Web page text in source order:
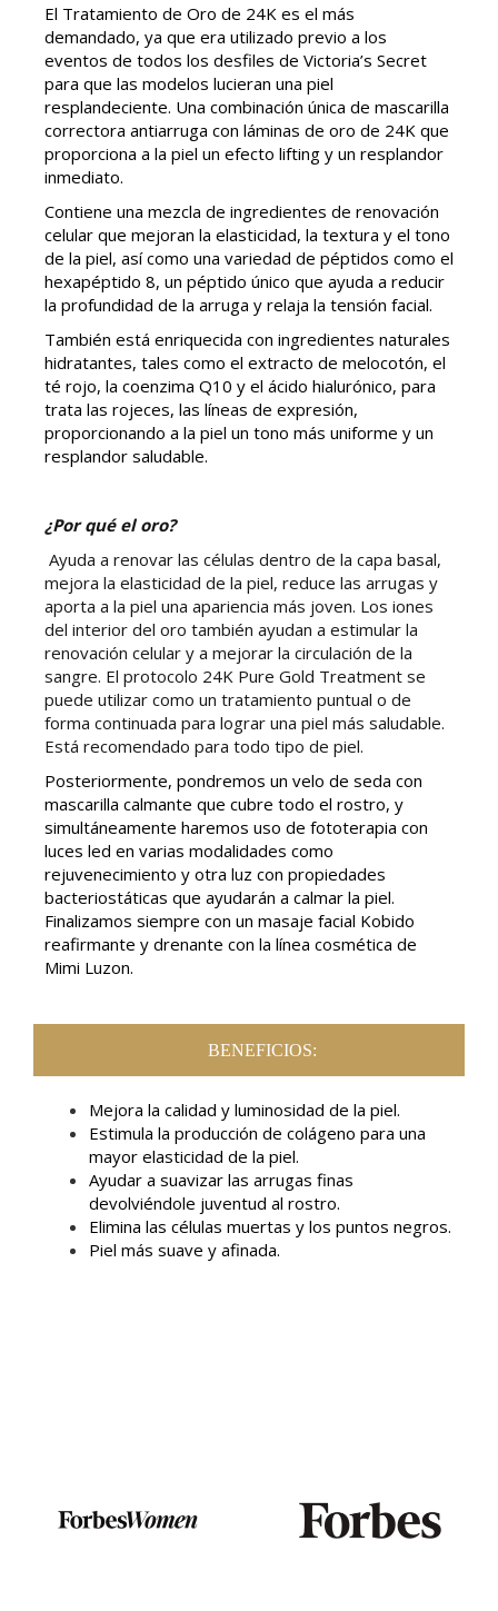
El Tratamiento de Oro de 24K es el más
demandado, ya que era utilizado previo a los
eventos de todos los desfiles de Victoria’s Secret
para que las modelos lucieran una piel
resplandeciente. Una combinación única de mascarilla
correctora antiarruga con láminas de oro de 24K que
proporciona a la piel un efecto lifting y un resplandor
inmediato.
Contiene una mezcla de ingredientes de renovación
celular que mejoran la elasticidad, la textura y el tono
de la piel, así como una variedad de péptidos como el
hexapéptido 8, un péptido único que ayuda a reducir
la profundidad de la arruga y relaja la tensión facial.
También está enriquecida con ingredientes naturales
hidratantes, tales como el extracto de melocotón, el
té rojo, la coenzima Q10 y el ácido hialurónico, para
trata las rojeces, las líneas de expresión,
proporcionando a la piel un tono más uniforme y un
resplandor saludable.
¿Por qué el oro?
Ayuda a renovar las células dentro de la capa basal,
mejora la elasticidad de la piel, reduce las arrugas y
aporta a la piel una apariencia más joven. Los iones
del interior del oro también ayudan a estimular la
renovación celular y a mejorar la circulación de la
sangre. El protocolo 24K Pure Gold Treatment se
puede utilizar como un tratamiento puntual o de
forma continuada para lograr una piel más saludable.
Está recomendado para todo tipo de piel.
Posteriormente, pondremos un velo de seda con
mascarilla calmante que cubre todo el rostro, y
simultáneamente haremos uso de fototerapia con
luces led en varias modalidades como
rejuvenecimiento y otra luz con propiedades
bacteriostáticas que ayudarán a calmar la piel.
Finalizamos siempre con un masaje facial Kobido
reafirmante y drenante con la línea cosmética de
Mimi Luzon.
BENEFICIOS:
Mejora la calidad y luminosidad de la piel.
Estimula la producción de colágeno para una
mayor elasticidad de la piel.
Ayudar a suavizar las arrugas finas
devolviéndole juventud al rostro.
Elimina las células muertas y los puntos negros.
Piel más suave y afinada.